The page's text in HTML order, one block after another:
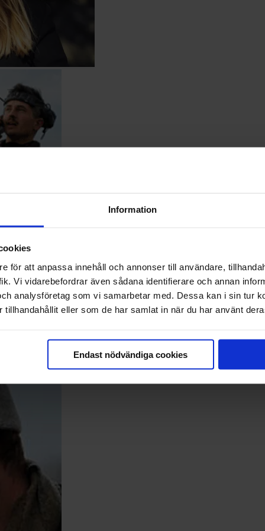
Information
för att anpassa innehåll och annonser till användare,
Vi vidarebefordrar även sådana identifierare och annan
analysföretag som vi samarbetar med. Dessa kan i sin tur
tillhandahållit eller som de har samlat in när du har använt
Endast nödvändiga cookies